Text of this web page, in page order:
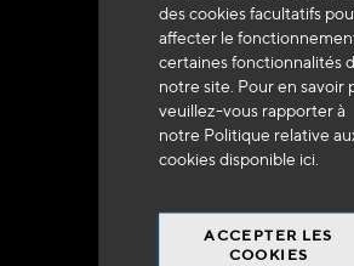
des cookies facultatifs
affecter le
certaines fonctionnalités
notre site. Pour en savoir
veuillez-vous rapporter à
notre Politique relative
cookies disponible ici
ACCEPTER LES
COOKIES
Franco de port
à 250 euros*